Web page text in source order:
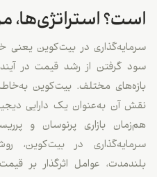
است؟ استراتژی‌ها،
سرمایه‌گذاری در بیت‌کوین یعنی
سود گرفتن از رشد قیمت در
بازه‌های مختلف. بیت‌کوین
نقش آن به‌عنوان یک دارایی
هم‌زمان بازاری پرنوسان و
سرمایه‌گذاری در بیت‌کوین،
بلندمدت، عوامل اثرگذار بر